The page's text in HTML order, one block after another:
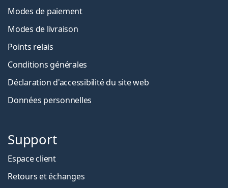
Modes de paiement
Modes de livraison
Points relais
Conditions générales
Déclaration d'accessibilité du site web
Données personnelles
Support
Espace client
Retours et échanges